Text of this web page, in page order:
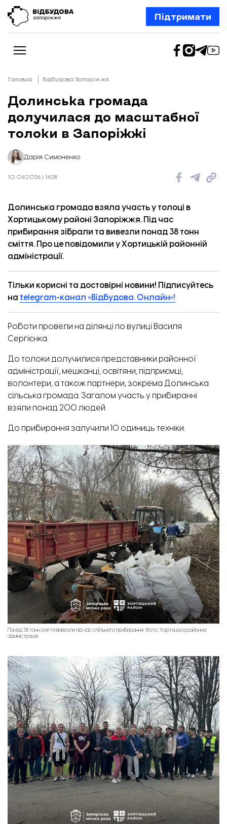
Підтримати
Новини
Відбудова Запоріжжя
Ексклюзив
Шлях додому
Відбудова. Життя
Про нас
Головна Відбудова Запоріжжя
Долинська громада
долучилася до масштабної
толоки в Запоріжжі
Дарія Симоненко
10.04.2026 | 14:28
Долинська громада взяла участь у толоці в
Хортицькому районі Запоріжжя. Під час
прибирання зібрали та вивезли понад 38 тонн
сміття. Про цеповідомили у Хортицькій районній
адміністрації.
Тільки корисні та достовірні новини! Підписуйтесь
на telegram-канал «Відбудова. Онлайн»!
Роботи провели на ділянці по вулиці Василя
Сергієнка.
До толоки долучилися представники районної
адміністрації, мешканці, освітяни, підприємці,
волонтери, а також партнери, зокрема Долинська
сільська громада. Загалом участь у прибиранні
взяли понад 200 людей.
До прибирання залучили 10 одиниць техніки.
Понад 38 тонн сміття вивезли під час спільного прибирання. Фото: Хортицька районна
адміністрація